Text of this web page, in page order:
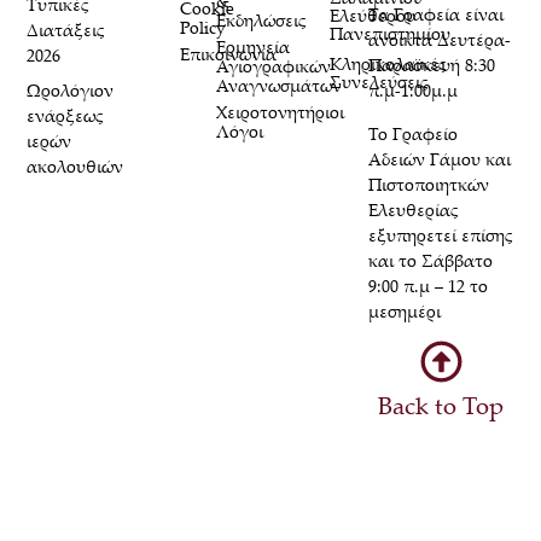
Τα Γραφεία είναι
ανοικτά Δευτέρα-
Παρασκευή 8:30
π.μ-1:00μ.μ
Το Γραφείο
Αδειών Γάμου και
Πιστοποιητκών
Ελευθερίας
εξυπηρετεί επίσης
και το Σάββατο
9:00 π.μ – 12 το
μεσημέρι
Back to Top
Cookie
Policy
Επικοινωνία
Εκδηλώσεις
Ερμηνεία
Αγιογραφικών
Αναγνωσμάτων
Χειροτονητήριοι
Λόγοι
Διατάξεις
2026
Ωρολόγιον
ενάρξεως
ιερών
ακολουθιών
Ελεύθερου
Πανεπιστημίου
Κληρικολαϊκές
Συνελεύσεις